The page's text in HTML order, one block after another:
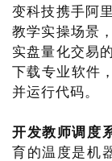
变科技携手阿
教学实操场景
实盘量化交易
下载专业软件
并运行代码。
开发教师调度
育的温度是机